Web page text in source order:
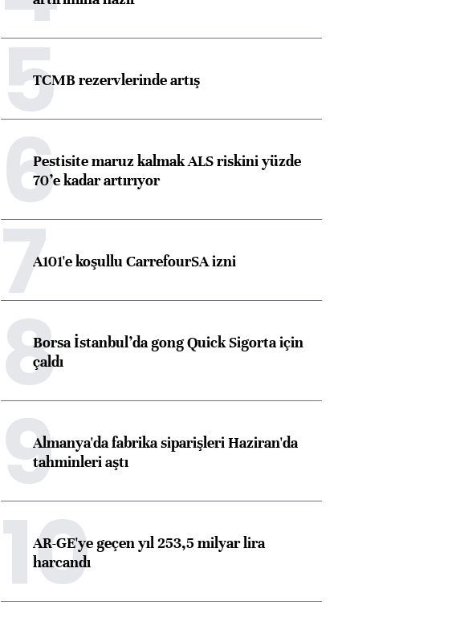
5TCMB rezervlerinde artış
6Pestisite maruz kalmak ALS riskini yüzde
70’e kadar artırıyor
7A101'e koşullu CarrefourSA izni
8Borsa İstanbul’da gong Quick Sigorta için
çaldı
9Almanya'da fabrika siparişleri Haziran'da
tahminleri aştı
10
AR-GE'ye geçen yıl 253,5 milyar lira
harcandı